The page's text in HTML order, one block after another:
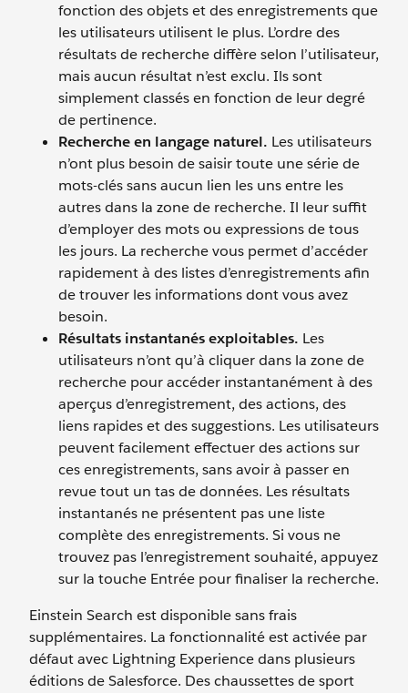
fonction des objets et des enregistrements que
les utilisateurs utilisent le plus. L’ordre des
résultats de recherche diffère selon l’utilisateur,
mais aucun résultat n’est exclu. Ils sont
simplement classés en fonction de leur degré
de pertinence.
Recherche en langage naturel. Les utilisateurs
n’ont plus besoin de saisir toute une série de
mots-clés sans aucun lien les uns entre les
autres dans la zone de recherche. Il leur suffit
d’employer des mots ou expressions de tous
les jours. La recherche vous permet d’accéder
rapidement à des listes d’enregistrements afin
de trouver les informations dont vous avez
besoin.
Résultats instantanés exploitables. Les
utilisateurs n’ont qu’à cliquer dans la zone de
recherche pour accéder instantanément à des
aperçus d’enregistrement, des actions, des
liens rapides et des suggestions. Les utilisateurs
peuvent facilement effectuer des actions sur
ces enregistrements, sans avoir à passer en
revue tout un tas de données. Les résultats
instantanés ne présentent pas une liste
complète des enregistrements. Si vous ne
trouvez pas l’enregistrement souhaité, appuyez
sur la touche Entrée pour finaliser la recherche.
Einstein Search est disponible sans frais
supplémentaires. La fonctionnalité est activée par
défaut avec Lightning Experience dans plusieurs
éditions de Salesforce. Des chaussettes de sport